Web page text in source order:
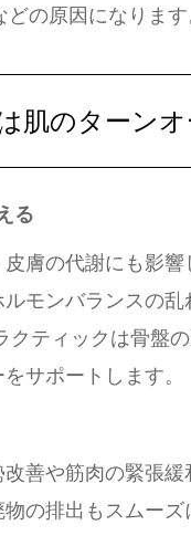
の原因になります
肌のターン
る
膚の代謝にも影
モンバランスの
ティックは骨盤
サポートします。
善や筋肉の緊張
の排出もスムー